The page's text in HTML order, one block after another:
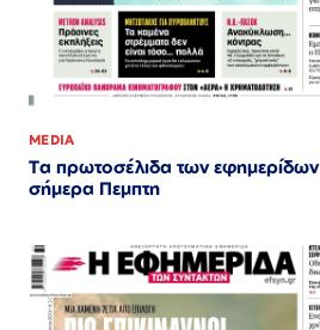
MEDIA
Τα πρωτοσέλιδα των εφημερίδων
σήμερα Πεμπτη